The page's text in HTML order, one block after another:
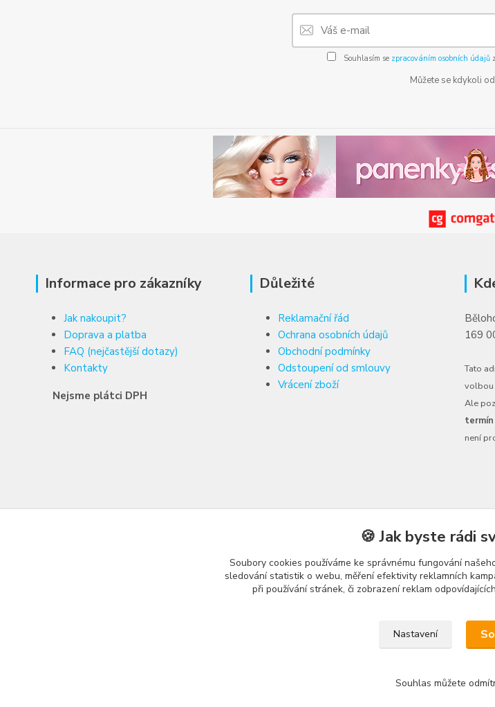
Souhlasím se zpracováním osobních údajů
Můžete se kdykoli
Informace pro zákazníky
Jak nakoupit?
Doprava a platba
FAQ (nejčastější dotazy)
Kontakty
Nejsme plátci DPH
Důležité
Reklamační řád
Ochrana osobních údajů
Obchodní podmínky
Odstoupení od smlouvy
Vrácení zboží
169
Tato
volbou
Ale
termín
není
Upravit sběr
🍪 Jak byste rádi
Soubory cookies používáme ke správnému fungování
sledování statistik o webu, měření efektivity reklamních
při používání stránek, či zobrazení reklam
Nastavení
Souhlas můžete